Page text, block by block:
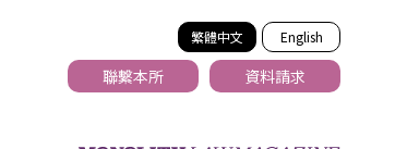
繁體中文 English
聯繫本所 資料請求